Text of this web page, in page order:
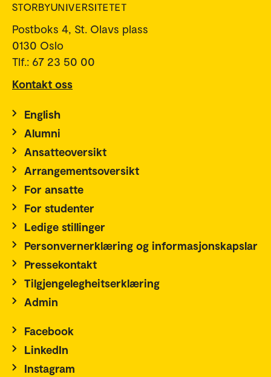
Postboks 4, St. Olavs plass
0130 Oslo
Tlf.: 67 23 50 00
Kontakt oss
English
Alumni
Ansatteoversikt
Arrangementsoversikt
For ansatte
For studenter
Ledige stillinger
Personvernerklæring og informasjonskapslar
Pressekontakt
Tilgjengelegheitserklæring
Admin
Facebook
LinkedIn
Instagram